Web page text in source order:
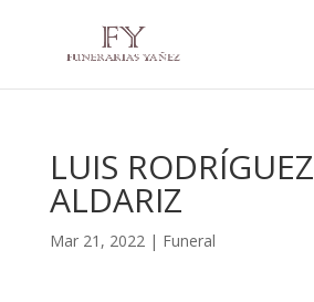
LUIS RODRÍGUEZ
ALDARIZ
Mar 21, 2022| Funeral